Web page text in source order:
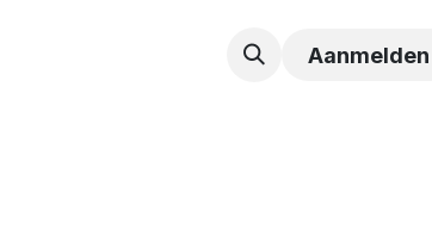
Vacatures Contact
Aanmelden